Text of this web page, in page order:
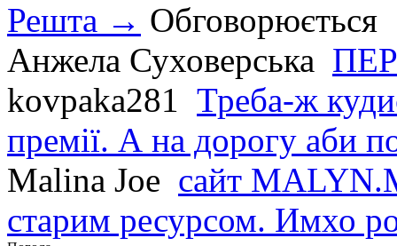
Решта → Обговорюється
Анжела Суховерська
kovpaka281 Треба-ж
премії. А на дорогу аби
Malina Joe сайт
старим ресурсом. Имхо